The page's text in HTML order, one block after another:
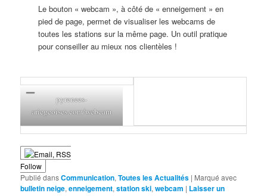
Le bouton « webcam », à côté de « enneigement » en
pied de page, permet de visualiser les webcams de
toutes les stations sur la même page. Un outil pratique
pour conseiller au mieux nos clientèles !
pyrenees-
ariegeoises.com/webcam
Follow
Publié dansCommunication,Toutes les Actualités | Marqué avec
bulletin neige,enneigement,station ski,webcam | Laisser un